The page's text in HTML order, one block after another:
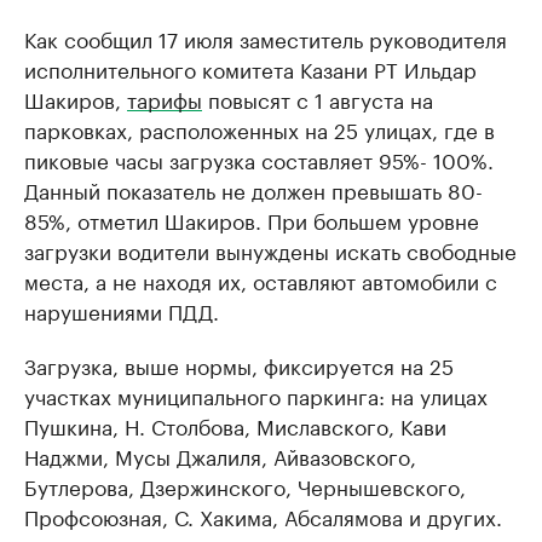
Как сообщил 17 июля заместитель руководителя
исполнительного комитета Казани РТ Ильдар
Шакиров, тарифы повысят с 1 августа на
парковках, расположенных на 25 улицах, где в
пиковые часы загрузка составляет 95%- 100%.
Данный показатель не должен превышать 80-
85%, отметил Шакиров. При большем уровне
загрузки водители вынуждены искать свободные
места, а не находя их, оставляют автомобили с
нарушениями ПДД.
Загрузка, выше нормы, фиксируется на 25
участках муниципального паркинга: на улицах
Пушкина, Н. Столбова, Миславского, Кави
Наджми, Мусы Джалиля, Айвазовского,
Бутлерова, Дзержинского, Чернышевского,
Профсоюзная, С. Хакима, Абсалямова и других.